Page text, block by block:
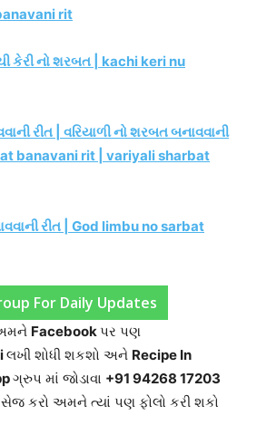
rit
કેરી નો શરબત | kachi keri nu
રીત | વરિયાળી નો શરબત બનાવવાની
banavani rit | variyali sharbat
રીત | God limbu no sarbat
For Daily Updates
Facebook પર પણ
લખી શોધી શકશો અને Recipe In
ગ્રુપ માં જોડાવા +91 94268 17203
કરો અમને ત્યાં પણ ફોલો કરી શકો